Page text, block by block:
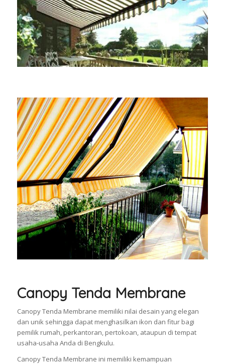
Canopy Tenda Membrane
Canopy Tenda Membrane memiliki nilai desain yang elegan
dan unik sehingga dapat menghasilkan ikon dan fitur bagi
pemilik rumah, perkantoran, pertokoan, ataupun di tempat
usaha-usaha Anda di Bengkulu.
Canopy Tenda Membrane ini memiliki kemampuan